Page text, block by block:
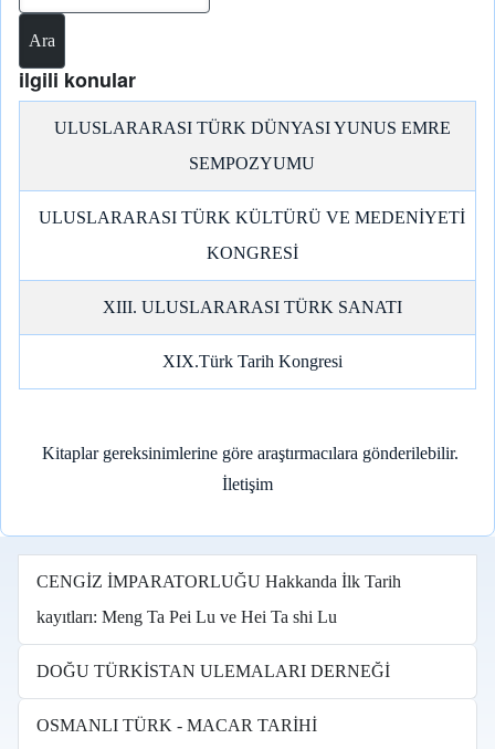
o
a
ilgili konular
ULUSLARARASI TÜRK DÜNYASI YUNUS EMRE
SEMPOZYUMU
ULUSLARARASI TÜRK KÜLTÜRÜ VE MEDENİYETİ
KONGRESİ
XIII. ULUSLARARASI TÜRK SANATI
XIX.Türk Tarih Kongresi
Kitaplar gereksinimlerine göre araştırmacılara gönderilebilir.
İletişim
CENGİZ İMPARATORLUĞU Hakkanda İlk Tarih
kayıtları: Meng Ta Pei Lu ve Hei Ta shi Lu
DOĞU TÜRKİSTAN ULEMALARI DERNEĞİ
OSMANLI TÜRK - MACAR TARİHİ